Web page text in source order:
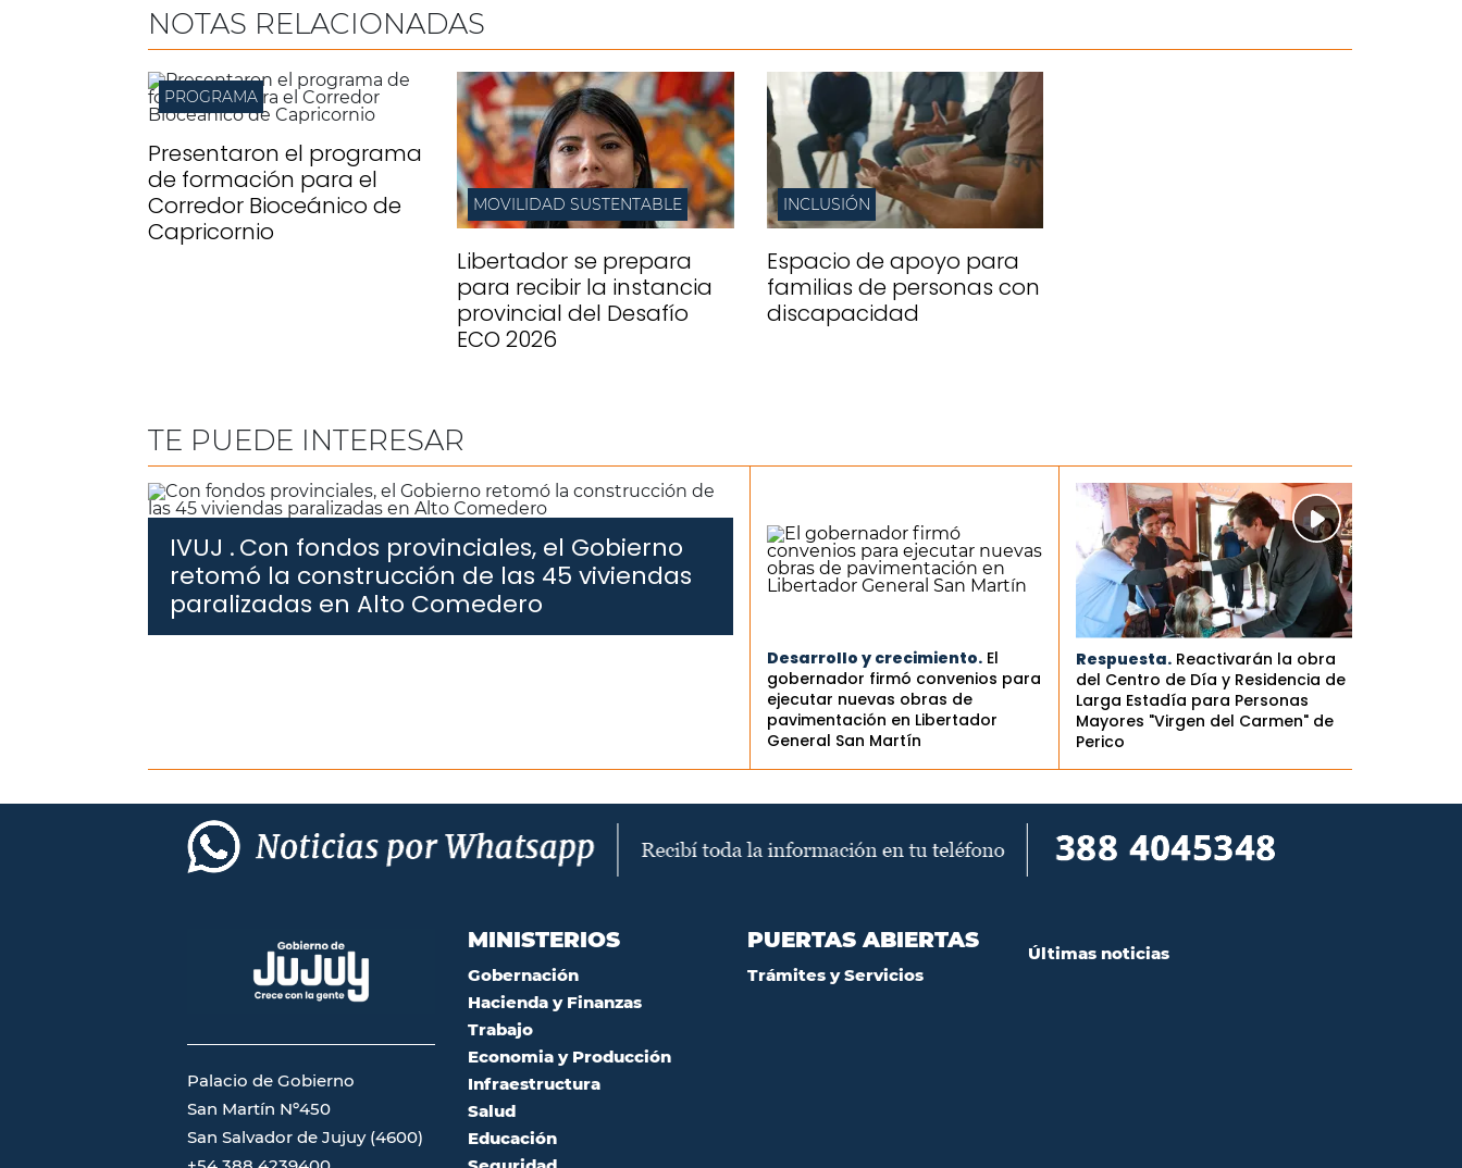
NOTAS RELACIONADAS
PROGRAMA
Presentaron el programa
de formación para el
Corredor Bioceánico de
Capricornio
MOVILIDAD SUSTENTABLE
Libertador se prepara
para recibir la instancia
provincial del Desafío
ECO 2026
INCLUSIÓN
Espacio de apoyo para
familias de personas con
discapacidad
TE PUEDE INTERESAR
IVUJ .Con fondos provinciales, el Gobierno
retomó la construcción de las 45 viviendas
paralizadas en Alto Comedero
Desarrollo y crecimiento. El
gobernador firmó convenios para
ejecutar nuevas obras de
pavimentación en Libertador
General San Martín
Respuesta. Reactivarán la obra
del Centro de Día y Residencia de
Larga Estadía para Personas
Mayores "Virgen del Carmen" de
Perico
Palacio de Gobierno
San Martín Nº450
San Salvador de Jujuy (4600)
MINISTERIOS
Gobernación
Hacienda y Finanzas
Trabajo
Economia y Producción
Infraestructura
Salud
Educación
PUERTAS ABIERTAS
Trámites y Servicios
Últimas noticias